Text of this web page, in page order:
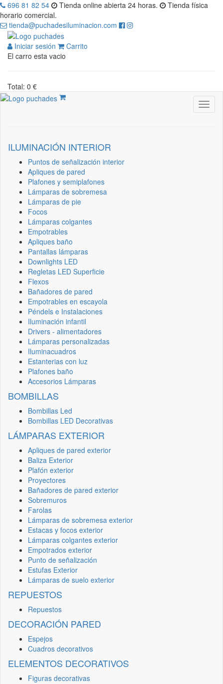
696 81 82 54 Tienda online abierta 24 horas.
Tienda física
horario comercial.
tienda@puchadesiluminacion.com
Iniciar sesión
Carrito
El carro esta vacio
Total: 0 €
ILUMINACIÓN INTERIOR
Puntos de señalización interior
Apliques de pared
Plafones y semiplafones
Lámparas de sobremesa
Lámparas de pie
Focos
Lámparas colgantes
Empotrables
Apliques baño
Pantallas lámparas
Downlights LED
Regletas LED Superficie
Flexos
Bañadores de pared
Empotrables en escayola
Péndels e Instalaciones
Iluminación infantil
Drivers - alimentadores
Lámparas personalizadas
Iluminacuadros
Estanterias con luz
Plafones baño
Accesorios Lámparas
BOMBILLAS
Bombillas Led
Bombillas LED Decorativas
LÁMPARAS EXTERIOR
Apliques de pared exterior
Baliza Exterior
Plafón exterior
Proyectores
Bañadores de pared exterior
Sobremuros
Farolas
Lámparas de sobremesa exterior
Estacas y focos exterior
Lámparas colgantes exterior
Empotrados exterior
Punto de señalización
Estufas Exterior
Lámparas de suelo exterior
REPUESTOS
Repuestos
DECORACIÓN PARED
Espejos
Cuadros decorativos
ELEMENTOS DECORATIVOS
Figuras decorativas